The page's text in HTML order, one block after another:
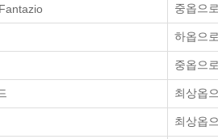
중옵으
하옵으
중옵으
최상옵
최상옵